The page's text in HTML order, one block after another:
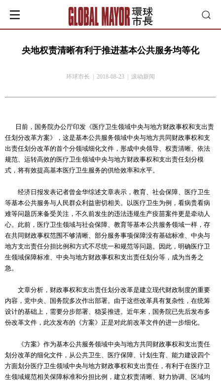
央地权责清晰有利于推进基本公共服务均等化
环球市长 | 2018-08-23 | 滚动新闻
日前，国务院办公厅印发《医疗卫生领域中央与地方财政事权和支出责
任划分改革方案》，这是基本公共服务领域中央与地方共同财政事权和支
出责任划分改革的首个分领域细化文件，形成中央领导、权责清晰、依法
规范、运转高效的医疗卫生领域中央与地方财政事权和支出责任划分模
式，将有效提高基本医疗卫生服务的供给效率和水平。
经济日报发表记者曾金华综述文章表示，教育、社会保障、医疗卫生
等基本公共服务与人民群众利益密切相关。以医疗卫生为例，看病贵看病
难等问题历来备受关注，不久前发生的违法违规生产疫苗案件更是牵动人
心。此前，医疗卫生领域与社会保障、教育等基本公共服务领域一样，存
在共同财政事权范围不够清晰、部分服务事项保障没有基础标准、中央与
地方支出责任分担比例和方式不尽统一和规范等问题。因此，明确医疗卫
生领域保障标准、中央与地方财政事权和支出责任划分等，成为当务之
急。
文章分析，财政事权和支出责任划分改革是建立现代财政制度的重要
内容，党中央、国务院多次作出部署。由于这些改革具有复杂性，在统筹
设计的基础上，需要分步部署、稳妥推进。近年来，国务院已先后发布多
份改革文件，此次发布的《方案》正是对此前改革文件的进一步细化。
《方案》作为基本公共服务领域中央与地方共同财政事权和支出责任
划分改革的细化文件，从公共卫生、医疗保障、计划生育、能力建设四个
方面划分医疗卫生领域中央与地方财政事权和支出责任，有利于在医疗卫
生领域规范相关保障标准和分担比例，建立权责清晰、财力协调、区域均